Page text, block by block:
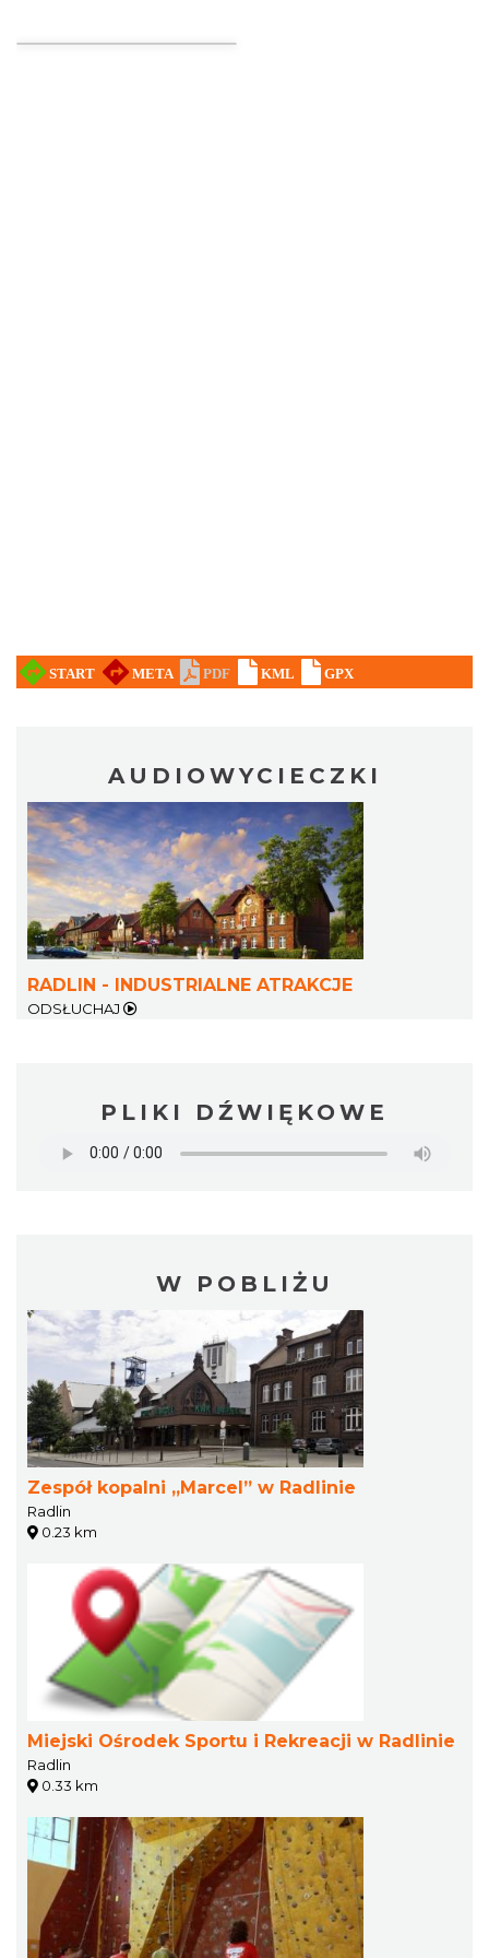
AUDIOWYCIECZKI
RADLIN - INDUSTRIALNE ATRAKCJE
ODSŁUCHAJ
PLIKI DŹWIĘKOWE
W POBLIŻU
Zespół kopalni „Marcel” w Radlinie
Radlin
0.23 km
Miejski Ośrodek Sportu i Rekreacji w Radlinie
Radlin
0.33 km